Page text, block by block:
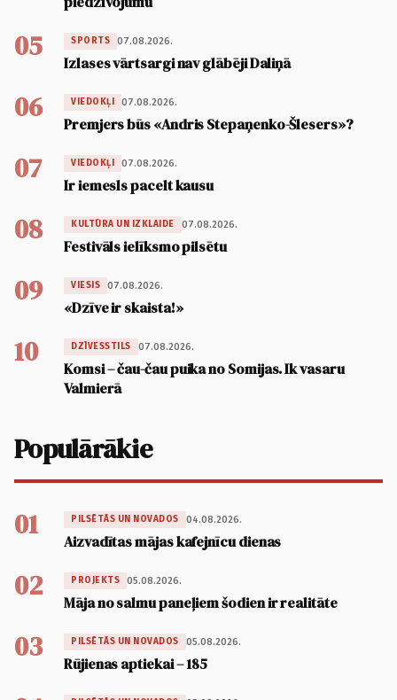
05 SPORTS 07.08.2026.
Izlases vārtsargi nav glābēji Daliņā
06 VIEDOKĻI 07.08.2026.
Premjers būs «Andris Stepaņenko-Šlesers»?
07 VIEDOKĻI 07.08.2026.
Ir iemesls pacelt kausu
08 KULTŪRA UN IZKLAIDE 07.08.2026.
Festivāls ielīksmo pilsētu
09 VIESIS 07.08.2026.
«Dzīve ir skaista!»
10 DZĪVESSTILS 07.08.2026.
Komsi – čau-čau puika no Somijas. Ik vasaru
Valmierā
Populārākie
01 PILSĒTĀS UN NOVADOS 04.08.2026.
Aizvadītas mājas kafejnīcu dienas
02 PROJEKTS 05.08.2026.
Māja no salmu paneļiem šodien ir realitāte
03 PILSĒTĀS UN NOVADOS 05.08.2026.
Rūjienas aptiekai – 185